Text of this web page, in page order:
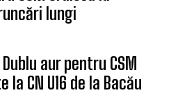
lungi
aur pentru CSM
CN U16 de la Bacău